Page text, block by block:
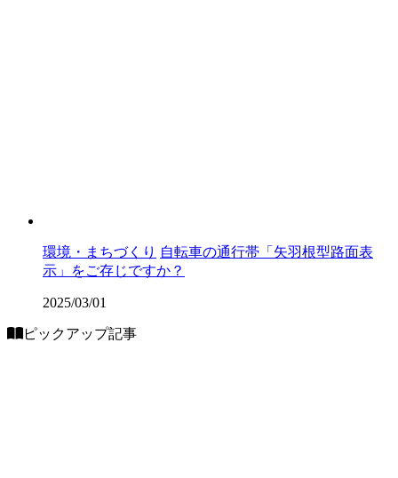
環境・まちづくり 自転車の通行帯「矢羽根型路面表
示」をご存じですか？
2025/03/01
ピックアップ記事